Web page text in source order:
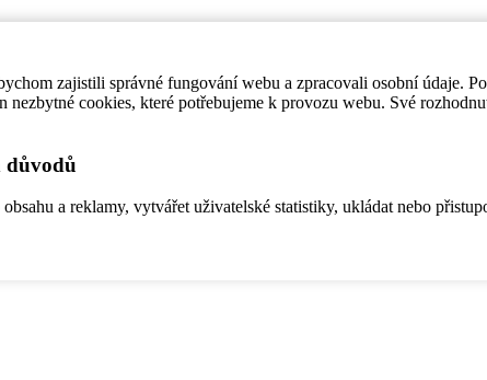
zajistili správné fungování webu a zpracovali osobní údaje.
cookies, které potřebujeme k provozu webu. Své
důvodů
a reklamy, vytvářet uživatelské statistiky, ukládat nebo